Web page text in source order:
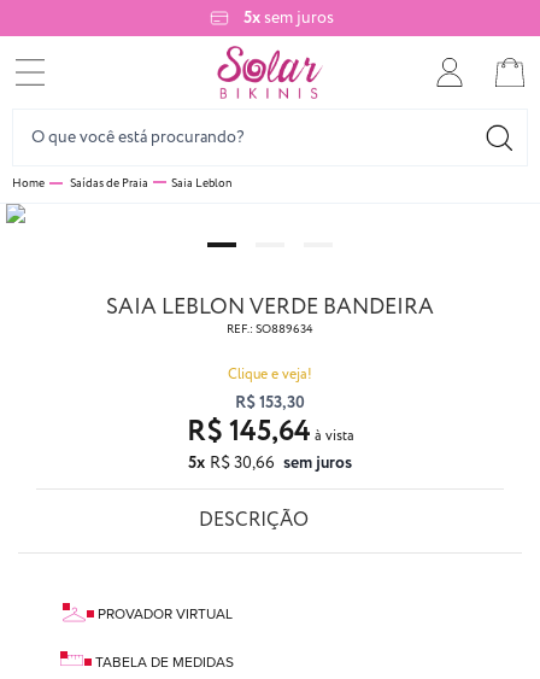
5xsem juros
Saídas de Praia Saia Leblon
SAIA LEBLON VERDE BANDEIRA
REF.: SO889634
Clique e veja!
R$ 153,30
5x R$ 30,66 sem juros
R$ 145,64
DESCRIÇÃO
PROVADOR VIRTUAL
TABELA DE MEDIDAS